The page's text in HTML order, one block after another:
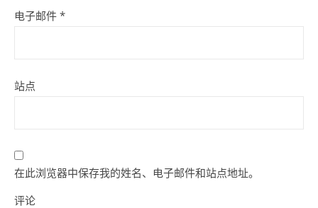
电子邮件 *
站点
在此浏览器中保存我的姓名、电子邮件和站点地址。
评论